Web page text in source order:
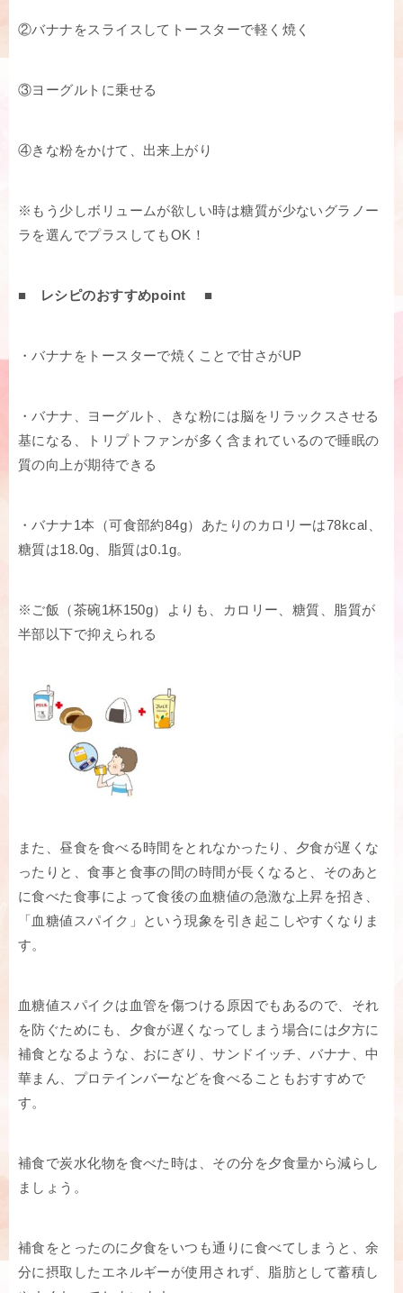
②バナナをスライスしてトースターで軽く焼く
③ヨーグルトに乗せる
④きな粉をかけて、出来上がり
※もう少しボリュームが欲しい時は糖質が少ないグラノー
ラを選んでプラスしてもOK！
■ レシピのおすすめpoint ■
・バナナをトースターで焼くことで甘さがUP
・バナナ、ヨーグルト、きな粉には脳をリラックスさせる
基になる、トリプトファンが多く含まれているので睡眠の
質の向上が期待できる
・バナナ1本（可食部約84g）あたりのカロリーは78kcal、
糖質は18.0g、脂質は0.1g。
※ご飯（茶碗1杯150g）よりも、カロリー、糖質、脂質が
半部以下で抑えられる
また、昼食を食べる時間をとれなかったり、夕食が遅くな
ったりと、食事と食事の間の時間が長くなると、そのあと
に食べた食事によって食後の血糖値の急激な上昇を招き、
「血糖値スパイク」という現象を引き起こしやすくなりま
す。
血糖値スパイクは血管を傷つける原因でもあるので、それ
を防ぐためにも、夕食が遅くなってしまう場合には夕方に
補食となるような、おにぎり、サンドイッチ、バナナ、中
華まん、プロテインバーなどを食べることもおすすめで
す。
補食で炭水化物を食べた時は、その分を夕食量から減らし
ましょう。
補食をとったのに夕食をいつも通りに食べてしまうと、余
分に摂取したエネルギーが使用されず、脂肪として蓄積し